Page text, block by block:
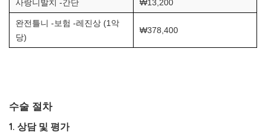
사랑니발치 -간단 ₩13,200
완전틀니 -보험 -레진상 (1악
당)
₩378,400
수술 절차
1. 상담 및 평가